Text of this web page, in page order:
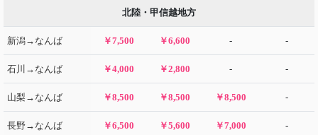
北陸・甲信越地方
新潟→なんば ￥7,500 ￥6,600 - -
石川→なんば ￥4,000 ￥2,800 - -
山梨→なんば ￥8,500 ￥8,500 ￥8,500 -
長野→なんば ￥6,500 ￥5,600 ￥7,000 -